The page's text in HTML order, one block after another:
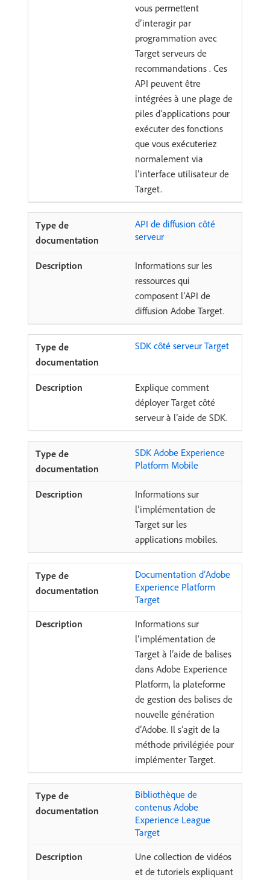
vous permettent
d’interagir par
programmation avec
Target serveurs de
recommandations . Ces
API peuvent être
intégrées à une plage de
piles d’applications pour
exécuter des fonctions
que vous exécuteriez
normalement via
l’interface utilisateur de
Target.
API de diffusion côté
serveur
Informations sur les
ressources qui
composent l’API de
diffusion Adobe Target.
SDK côté serveur Target
Explique comment
déployer Target côté
serveur à l’aide de SDK.
SDK Adobe Experience
Platform Mobile
Informations sur
l’implémentation de
Target sur les
applications mobiles.
Documentation d’Adobe
Experience Platform
Target
Informations sur
l’implémentation de
Target à l’aide de balises
dans Adobe Experience
Platform, la plateforme
de gestion des balises de
nouvelle génération
d’Adobe. Il s’agit de la
méthode privilégiée pour
implémenter Target.
Bibliothèque de
contenus Adobe
Experience League
Target
Une collection de vidéos
et de tutoriels expliquant